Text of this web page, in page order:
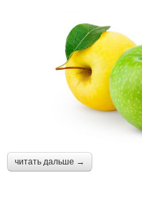
читать дальше →